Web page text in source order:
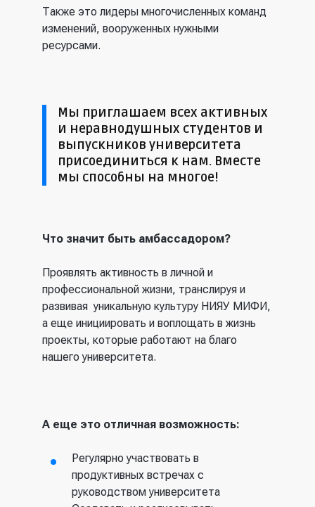
Также это лидеры многочисленных команд
изменений, вооруженных нужными
ресурсами.
Мы приглашаем всех активных
и неравнодушных студентов и
выпускников университета
присоединиться к нам. Вместе
мы способны на многое!
Что значит быть амбассадором?
Проявлять активность в личной и
профессиональной жизни, транслируя и
развивая уникальную культуру НИЯУ МИФИ,
а еще инициировать и воплощать в жизнь
проекты, которые работают на благо
нашего университета.
А еще это отличная возможность:
Регулярно участвовать в
продуктивных встречах с
руководством университета